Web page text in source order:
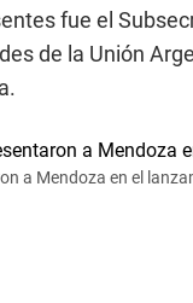
fue el
de la Unión
a Mendoza en el